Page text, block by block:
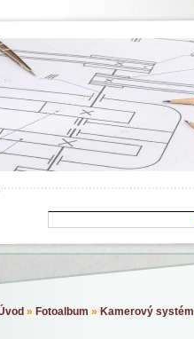
» Fotoalbum » Kamerový systém